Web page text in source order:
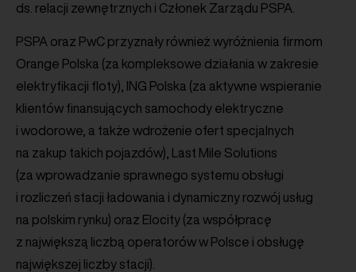
ds. relacji zewnętrznych i Członek Zarządu PSPA.
PSPA oraz PwC przyznały również wyróżnienia firmom
Orange Polska (za kompleksowe działania w zakresie
elektryfikacji floty), ING Polska (za aktywne wspieranie
klientów finansujących samochody elektryczne
i wodorowe, a także wdrożenie ofert specjalnych
na zakup takich pojazdów), Last Mile Solutions
(za wprowadzanie sprawnego systemu obsługi
i rozliczeń stacji ładowania i dynamiczny rozwój usług
na polskim rynku) oraz Elocity (za współpracę
z największą liczbą operatorów w Polsce i obsługę
największej liczby stacji).